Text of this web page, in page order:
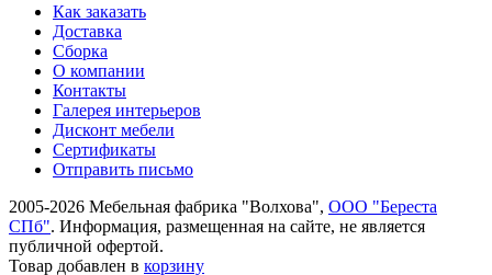
Как заказать
Доставка
Сборка
О компании
Контакты
Галерея интерьеров
Дисконт мебели
Сертификаты
Отправить письмо
2005-2026 Мебельная фабрика "Волхова", ООО "Береста
СПб". Информация, размещенная на сайте, не является
публичной офертой.
Товар добавлен в корзину